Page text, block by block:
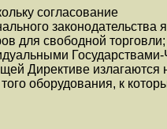
согласование
для свободной
Директиве
того оборудования, к